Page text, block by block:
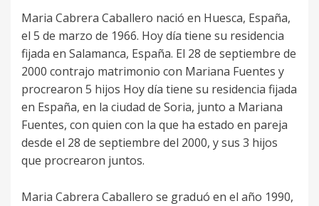
Maria Cabrera Caballero nació en Huesca, España,
el 5 de marzo de 1966. Hoy día tiene su residencia
fijada en Salamanca, España. El 28 de septiembre de
2000 contrajo matrimonio con Mariana Fuentes y
procrearon 5 hijos Hoy día tiene su residencia fijada
en España, en la ciudad de Soria, junto a Mariana
Fuentes, con quien con la que ha estado en pareja
desde el 28 de septiembre del 2000, y sus 3 hijos
que procrearon juntos.
Maria Cabrera Caballero se graduó en el año 1990,